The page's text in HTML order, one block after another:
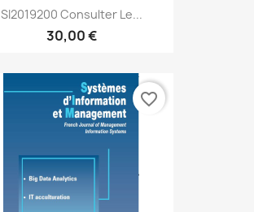
SI2019200 Consulter Le...
30,00 €
favorite_border